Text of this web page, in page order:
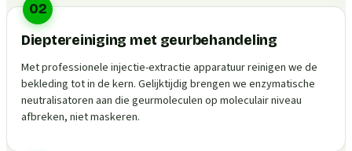
02
Dieptereiniging met geurbehandeling
Met professionele injectie-extractie apparatuur reinigen we de
bekleding tot in de kern. Gelijktijdig brengen we enzymatische
neutralisatoren aan die geurmoleculen op moleculair niveau
afbreken, niet maskeren.